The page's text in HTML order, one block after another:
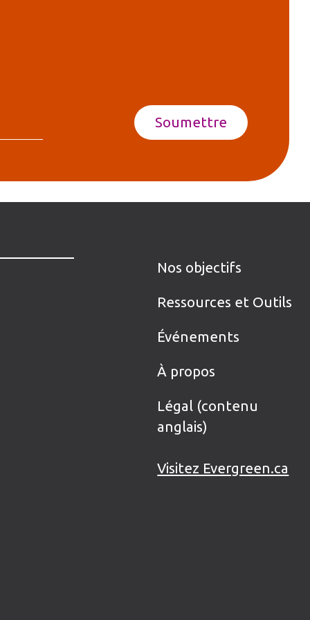
Nos objectifs
Ressources et Outils
Événements
À propos
Légal (contenu
anglais)
Visitez Evergreen.ca